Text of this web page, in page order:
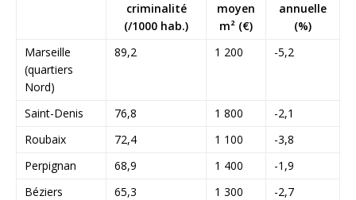
criminalité
(/1000 hab.)
moyen
m² (€)
annuelle
(%)
Marseille
(quartiers
Nord)
89,2 1 200 -5,2
Saint-Denis 76,8 1 800
-2,1
Roubaix
72,4 1 100
-3,8
Perpignan
68,9 1 400
-1,9
Béziers
65,3 1 300 -2,7